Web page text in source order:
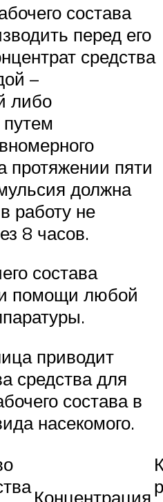
состава
перед его
средства
–
либо
протяжении пяти
должна
работу не
8 часов.
состава
помощи любой
приводит
средства для
состава в
насекомого.
Концентрация